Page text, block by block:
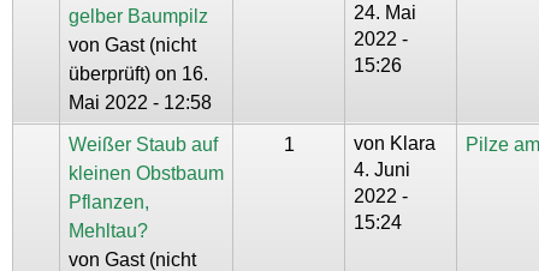
gelber Baumpilz
von Gast (nicht
überprüft) on 16.
Mai 2022 - 12:58
24. Mai
2022 -
15:26
Weißer Staub auf
kleinen Obstbaum
Pflanzen,
Mehltau?
von Gast (nicht
1 von Klara
4. Juni
2022 -
15:24
Pilze